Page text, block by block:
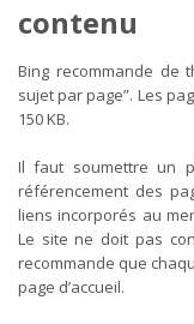
contenu
Bing recommande de
sujet par page”. Les
150 KB.
Il faut soumettre un
référencement des
liens incorporés au
Le site ne doit pas
recommande que
page d’accueil.